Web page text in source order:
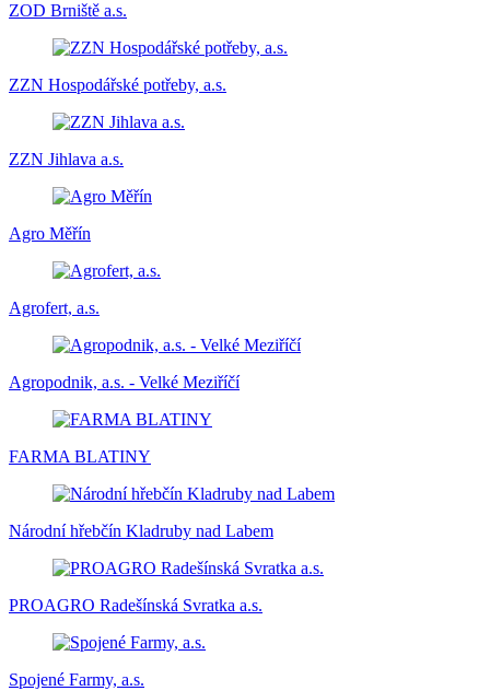
ZOD Brniště a.s.
ZZN Hospodářské potřeby, a.s.
ZZN Jihlava a.s.
Agro Měřín
Agrofert, a.s.
Agropodnik, a.s. - Velké Meziříčí
FARMA BLATINY
Národní hřebčín Kladruby nad Labem
PROAGRO Radešínská Svratka a.s.
Spojené Farmy, a.s.